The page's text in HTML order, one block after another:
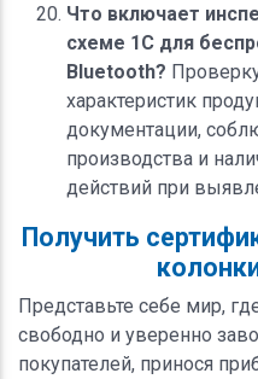
Что включает
схеме 1С для
Bluetooth?
характеристик
документации,
производства и
действий при
Получить
Представьте себе мир,
свободно и уверенно
покупателей, принося